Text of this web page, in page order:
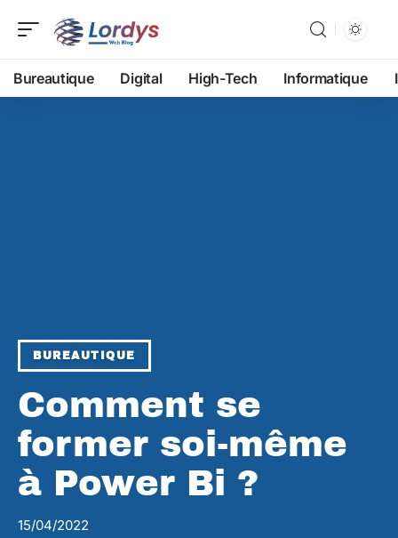
Bureautique Digital High-Tech Informatique
BUREAUTIQUE
Comment se
former soi-même
à Power Bi ?
15/04/2022